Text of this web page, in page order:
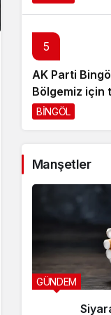
5
AK Parti
Bölgemiz için
açılıyor
BİNGÖL
Manşetler
GÜNDEM